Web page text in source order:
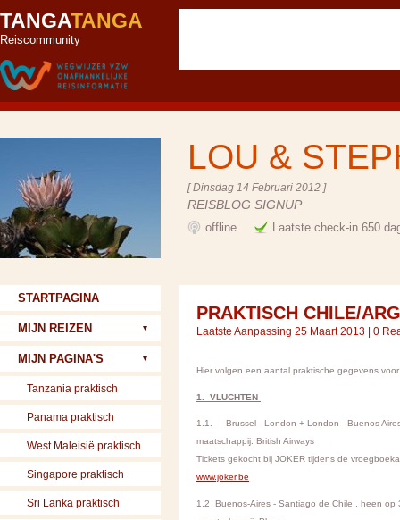
TANGATANGA
Reiscommunity
LOU &
[ Dinsdag 14 Februari 2012 ]
REISBLOG SIGNUP
offline Laatste check-in 650
PRAKTISCH CHILE/
Laatste Aanpassing 25 Maart 2013 | 0
Hier volgen een aantal praktische gegevens
1. VLUCHTEN
1.1. Brussel - London + London - Buenos
maatschappij: British Airways
Tickets gekocht bij JOKER tijdens de
www.joker.be
1.2 Buenos-Aires - Santiago de Chile , heen op
STARTPAGINA
MIJN REIZEN
MIJN PAGINA'S
Tanzania praktisch
Panama praktisch
West Maleisië praktisch
Singapore praktisch
Sri Lanka praktisch